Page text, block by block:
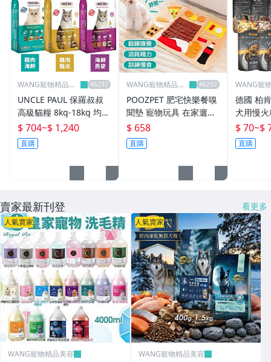
WANG寵物精品美
UNCLE PAUL 保羅叔叔
高級貓糧 8kg-18kg 均衡
維他命與礦物質 化毛配
方 貓糧『WANG』
$ 704~$ 1,240
直購
WANG寵物精品美
POOZPET 肥宅快樂餐嗅
聞墊 寵物玩具 在家遛狗
慢食玩具 益智玩具 覓食
玩具 狗玩具『WANG』
$ 658
直購
WANG寵
德國 柏
犬用慢
肉包 慢
主食餐
G』
$ 70~$
直購
賣家最新刊登 看更多
人氣賣家
WANG寵物精品美容
人氣賣家
WANG寵物精品美容